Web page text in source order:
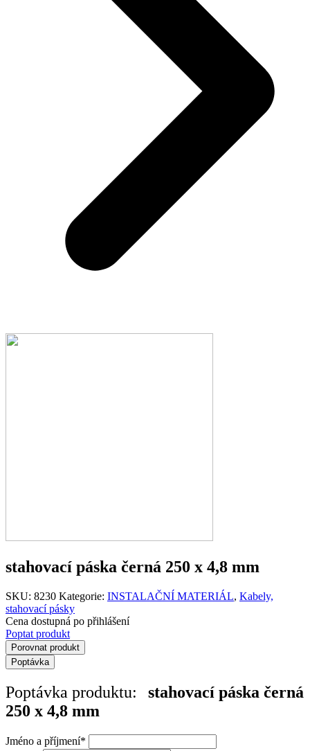
stahovací páska černá 250 x 4,8 mm
SKU: 8230 Kategorie: INSTALAČNÍ MATERIÁL, Kabely,
stahovací pásky
Cena dostupná po přihlášení
Poptat produkt
Porovnat produkt
Poptávka
Poptávka produktu:
stahovací páska černá
250 x 4,8 mm
Jméno a příjmení*